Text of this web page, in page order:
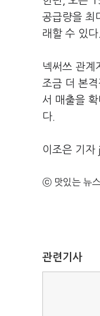
공급량을 최
래할 수 있다.
넥써쓰 관계
조금 더 본
서 매출을
다.
이조은 기
ⓒ 맛있는 뉴스
관련기사